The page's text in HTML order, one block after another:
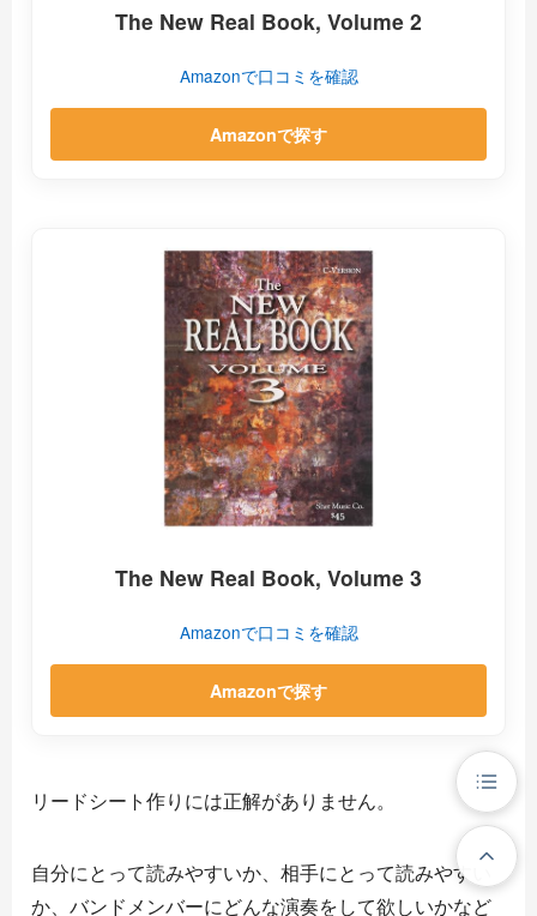
The New Real Book, Volume 2
Amazonで口コミを確認
Amazonで探す
The New Real Book, Volume 3
Amazonで口コミを確認
Amazonで探す
リードシート作りには正解がありません。
自分にとって読みやすいか、相手にとって読みやすい
か、バンドメンバーにどんな演奏をして欲しいかなど